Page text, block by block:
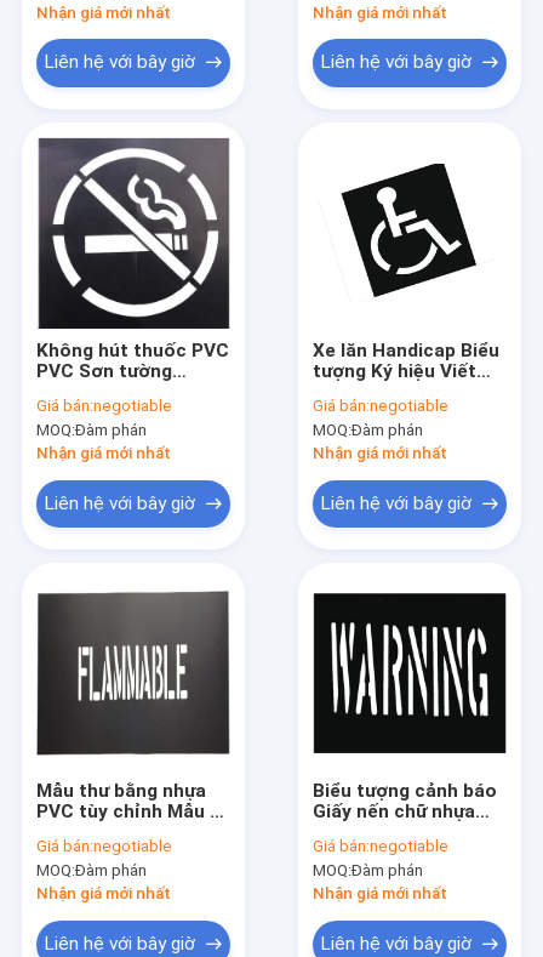
Chương trình VR
Liên hệ chúng tôi
Yêu cầu báo giá
Nhận giá mới nhất
Liên hệ với bây giờ
Nhận giá mới nhất
Liên hệ với bây giờ
Không hút thuốc PVC
PVC Sơn tường
- Vật liệu thân thiện
Giá bán:negotiable
MOQ:Đàm phán
Nhận giá mới nhất
Liên hệ với bây giờ
Xe lăn Handicap Biểu
tượng Ký hiệu Viết
AZO - Miễn phí
Giá bán:negotiable
MOQ:Đàm phán
Nhận giá mới nhất
Liên hệ với bây giờ
Mẫu thư bằng nhựa
PVC tùy chỉnh Mẫu vẽ
nơi công cộng
Giá bán:negotiable
MOQ:Đàm phán
Nhận giá mới nhất
Liên hệ với bây giờ
Biểu tượng cảnh báo
Giấy nến chữ nhựa
PVC Màu đen Không
độc hại
Giá bán:negotiable
MOQ:Đàm phán
Nhận giá mới nhất
Liên hệ với bây giờ